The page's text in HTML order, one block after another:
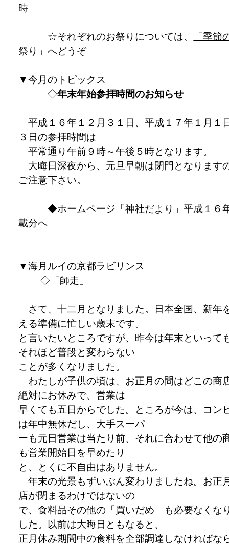
時
☆それぞれのお祭りについては、
「季節
祭り」へどうぞ
▼今月のトピックス
◇年末年始参拝時間のお知らせ
平成１６年１２月３１日、平成１７年１月１
３日の参拝時間は
平常通り午前９時～午後５時となります。
大晦日深夜から、元旦早朝は閉門となります
ご注意下さい。
◆ホームページ「神社だより」平成１６
載分へ
▼海月ルイの京都ラビリンス
◇「師走」
さて、十二月となりました。日本全国、新年
える準備に忙しい歳末です。
と言いたいところですが、昨今は年末といって
それほど普段と変わらない
ことが多くなりました。
わたしが子供の頃は、お正月の間はどこの商
絶対にお休みで、営業は
早くても五日からでした。ところが今は、コン
は年中無休だし、大手スーパ
ーも元日営業は当たり前、それに合わせて他の
も営業開始日を早めたり
と、とくに不自由はありません。
年末の光景もずいぶん変わりましたね。お正
店が閉まるわけではないの
で、食料品その他の「買いだめ」も必要なくな
した。以前は大晦日ともなると、
正月休み期間中の食料を全部調達しなければな